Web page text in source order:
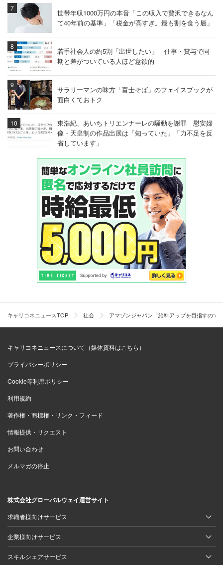
「女性中心の会社なので産休、育児休暇、育児休職
すべて取れます。子ども1人につき3年なので、1人
目の育児休職中に2人目が生まれた場合、合計6年取
得できます。休職しても、復職はとてもスムーズで
す。先輩方が何人も復職していますし、復職した職
員は、結婚、出産を経験した職員として他の社員か
ら尊敬を持って迎えられます」
（物流サービス／20代後半女性／年収300万円／
2010年度）
ANA「年に3回、6日間の休暇がある。そこに
有休をつけて、長いお休みを頂けた」
同率6位：ANA(全日本空輸)
「周囲を気にせず、お休みも比較的自由にとれる。
勤続年数が増えるごとに日数も増え、取得率もあが
度を利用して、皆さん国内・海外でオフを満喫して
（物流サービス／20代後半女性／年収450万円／
2013年度）
同率6位：JAL(日本航空)
「育児休暇の取得がしやすく、最大3年可能なので、
子どもと一緒にいる時間をたくさん作れます。妊娠
がわかると乗務できなくなるので、そのタイミング
空きがあれば働き続けることも可能です。復帰後も
一定の条件をクリアすれば、日帰りフライトのみの
部署に配属も可能です」
（物流サービス／20代後半女性／年収350万円／
2014年度）
世帯年収1000万円の本音「この収入で贅沢できるなん
て40年前の基準」「税金が高すぎ。最も割を食う層」
若手社会人の約5割「出世したい」 仕事・賞与で同
期と差がついている人ほど意欲的
サラリーマンの味方「富士そば」のフェイスブックが
面白くておトク
東浩紀、あいちトリエンナーレの騒動を謝罪 慰安婦
像・天皇制の作品出展は「知っていた」「力不足を反
省しています」
キャリコネニュースTOP 社会 アマゾンジャパン「給料アップを目指すの
キャリコネニュースについて（媒体資料はこちら）
プライバシーポリシー
Cookie等利用ポリシー
利用規約
著作権・商標権・リンク・フィード
情報提供・リクエスト
お問い合わせ
メルマガの停止
株式会社グローバルウェイ運営サイト
求職者様向けサービス
企業様向けサービス
スキルシェアサービス